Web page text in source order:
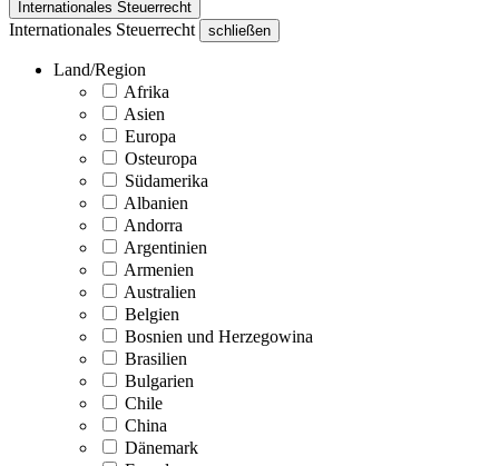
Internationales Steuerrecht
Internationales Steuerrecht schließen
Land/Region
Afrika
Asien
Europa
Osteuropa
Südamerika
Albanien
Andorra
Argentinien
Armenien
Australien
Belgien
Bosnien und Herzegowina
Brasilien
Bulgarien
Chile
China
Dänemark